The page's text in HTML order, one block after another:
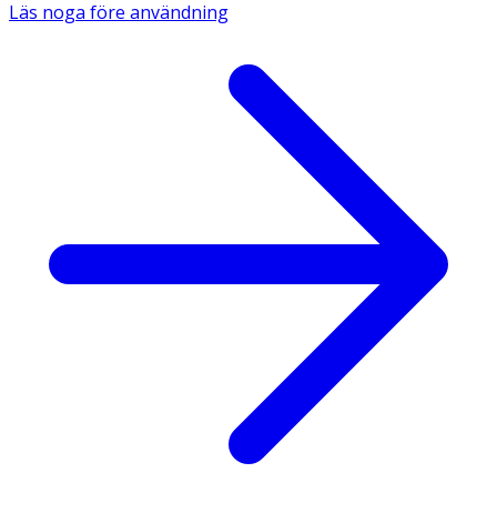
Läs noga före användning